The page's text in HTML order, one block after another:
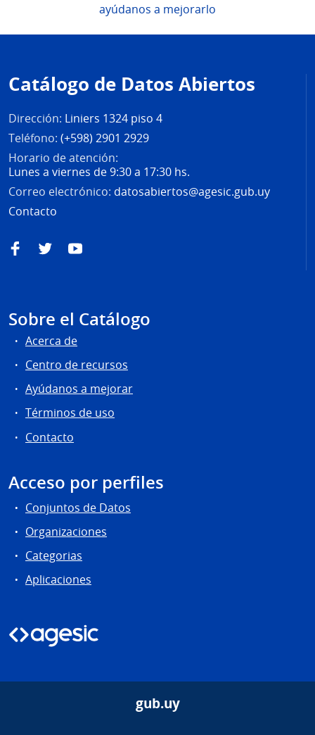
ayúdanos a mejorarlo
de
página
Catálogo de Datos Abiertos
Dirección: Liniers 1324 piso 4
Teléfono: (+598) 2901 2929
Horario de atención:
Lunes a viernes de 9:30 a 17:30 hs.
Correo electrónico: datosabiertos@agesic.gub.uy
Contacto
FacebookTwitterYouTube
Sobre el Catálogo
Acerca de
Centro de recursos
Ayúdanos a mejorar
Términos de uso
Contacto
Acceso por perfiles
Conjuntos de Datos
Organizaciones
Categorias
Aplicaciones
gub.uy